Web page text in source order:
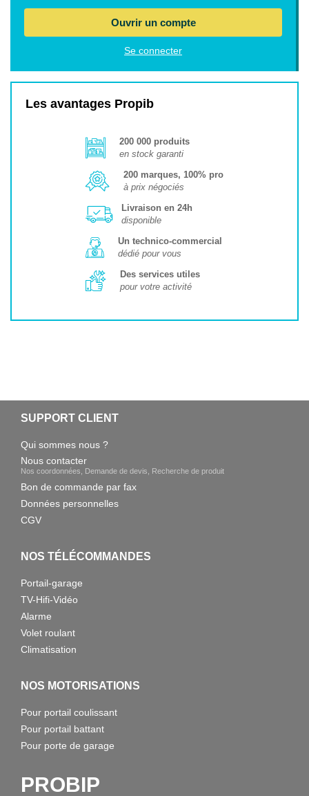
Ouvrir un compte
Se connecter
Les avantages Propib
200 000 produits
en stock garanti
200 marques, 100% pro
à prix négociés
Livraison en 24h
disponible
Un technico-commercial
dédié pour vous
Des services utiles
pour votre activité
SUPPORT CLIENT
Qui sommes nous ?
Nous contacter
Nos coordonnées, Demande de devis, Recherche de produit
Bon de commande par fax
Données personnelles
CGV
NOS TÉLÉCOMMANDES
Portail-garage
TV-Hifi-Vidéo
Alarme
Volet roulant
Climatisation
NOS MOTORISATIONS
Pour portail coulissant
Pour portail battant
Pour porte de garage
PROBIP